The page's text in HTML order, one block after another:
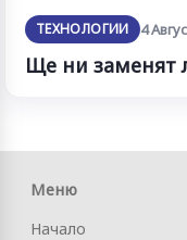
ТЕХНОЛОГИИ 4
Ще ни заменят
Меню
Начало